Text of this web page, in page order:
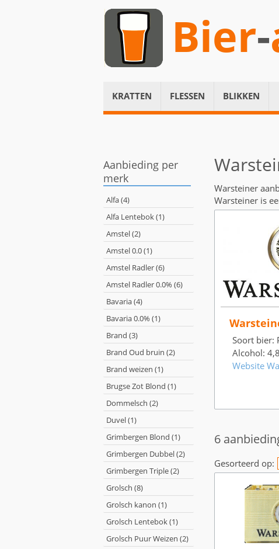
Bier-
KRATTEN FLESSEN BLIKKEN
Aanbieding per
merk
Alfa (4)
Alfa Lentebok (1)
Amstel (2)
Amstel 0.0 (1)
Amstel Radler (6)
Amstel Radler 0.0% (6)
Bavaria (4)
Bavaria 0.0% (1)
Brand (3)
Brand Oud bruin (2)
Brand weizen (1)
Brugse Zot Blond (1)
Dommelsch (2)
Duvel (1)
Grimbergen Blond (1)
Grimbergen Dubbel (2)
Grimbergen Triple (2)
Grolsch (8)
Grolsch kanon (1)
Grolsch Lentebok (1)
Grolsch Puur Weizen (2)
Warsteiner
Warsteiner is
Soort bier:
Alcohol:
Website
6
Gesorteerd op: